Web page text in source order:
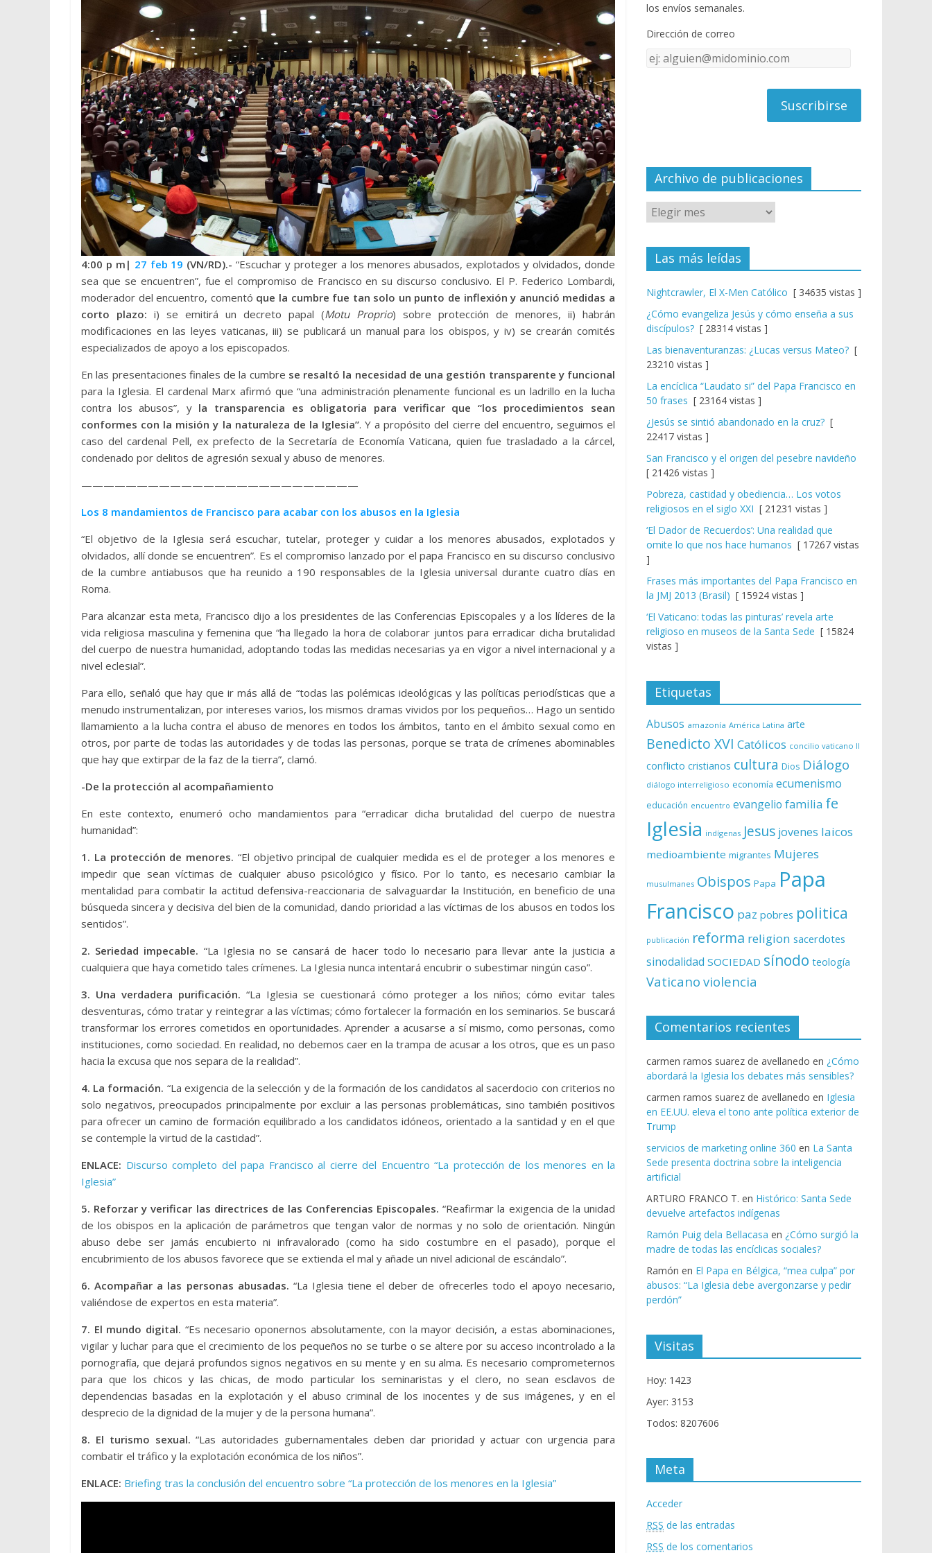
4:00 p m| 27 feb 19 (VN/RD).-“Escuchar y proteger a los menores abusados, explotados y olvidados, donde
sea que se encuentren”, fue el compromiso de Francisco en su discurso conclusivo. El P. Federico Lombardi,
moderador del encuentro, comentó que la cumbre fue tan solo un punto de inflexión y anunció medidas a
corto plazo: i) se emitirá un decreto papal (Motu Proprio) sobre protección de menores, ii) habrán
modificaciones en las leyes vaticanas, iii) se publicará un manual para los obispos, y iv) se crearán comités
especializados de apoyo a los episcopados.
En las presentaciones finales de la cumbre se resaltó la necesidad de una gestión transparente y funcional
para la Iglesia. El cardenal Marx afirmó que “una administración plenamente funcional es un ladrillo en la lucha
contra los abusos”, y la transparencia es obligatoria para verificar que “los procedimientos sean
conformes con la misión y la naturaleza de la Iglesia”. Y a propósito del cierre del encuentro, seguimos el
caso del cardenal Pell, ex prefecto de la Secretaría de Economía Vaticana, quien fue trasladado a la cárcel,
condenado por delitos de agresión sexual y abuso de menores.
—————————————————————————
Los 8 mandamientos de Francisco para acabar con los abusos en la Iglesia
“El objetivo de la Iglesia será escuchar, tutelar, proteger y cuidar a los menores abusados, explotados y
olvidados, allí donde se encuentren”. Es el compromiso lanzado por el papa Francisco en su discurso conclusivo
de la cumbre antiabusos que ha reunido a 190 responsables de la Iglesia universal durante cuatro días en
Roma.
Para alcanzar esta meta, Francisco dijo a los presidentes de las Conferencias Episcopales y a los líderes de la
vida religiosa masculina y femenina que “ha llegado la hora de colaborar juntos para erradicar dicha brutalidad
del cuerpo de nuestra humanidad, adoptando todas las medidas necesarias ya en vigor a nivel internacional y a
nivel eclesial”.
Para ello, señaló que hay que ir más allá de “todas las polémicas ideológicas y las políticas periodísticas que a
menudo instrumentalizan, por intereses varios, los mismos dramas vividos por los pequeños… Hago un sentido
llamamiento a la lucha contra el abuso de menores en todos los ámbitos, tanto en el ámbito sexual como en
otros, por parte de todas las autoridades y de todas las personas, porque se trata de crímenes abominables
que hay que extirpar de la faz de la tierra”, clamó.
-De la protección al acompañamiento
En este contexto, enumeró ocho mandamientos para “erradicar dicha brutalidad del cuerpo de nuestra
humanidad”:
1. La protección de menores. “El objetivo principal de cualquier medida es el de proteger a los menores e
impedir que sean víctimas de cualquier abuso psicológico y físico. Por lo tanto, es necesario cambiar la
mentalidad para combatir la actitud defensiva-reaccionaria de salvaguardar la Institución, en beneficio de una
búsqueda sincera y decisiva del bien de la comunidad, dando prioridad a las víctimas de los abusos en todos los
sentidos”.
2. Seriedad impecable. “La Iglesia no se cansará de hacer todo lo necesario para llevar ante la justicia a
cualquiera que haya cometido tales crímenes. La Iglesia nunca intentará encubrir o subestimar ningún caso”.
3. Una verdadera purificación. “La Iglesia se cuestionará cómo proteger a los niños; cómo evitar tales
desventuras, cómo tratar y reintegrar a las víctimas; cómo fortalecer la formación en los seminarios. Se buscará
transformar los errores cometidos en oportunidades. Aprender a acusarse a sí mismo, como personas, como
instituciones, como sociedad. En realidad, no debemos caer en la trampa de acusar a los otros, que es un paso
hacia la excusa que nos separa de la realidad”.
4. La formación. “La exigencia de la selección y de la formación de los candidatos al sacerdocio con criterios no
solo negativos, preocupados principalmente por excluir a las personas problemáticas, sino también positivos
para ofrecer un camino de formación equilibrado a los candidatos idóneos, orientado a la santidad y en el que
se contemple la virtud de la castidad”.
ENLACE: Discurso completo del papa Francisco al cierre del Encuentro “La protección de los menores en la
Iglesia”
5. Reforzar y verificar las directrices de las Conferencias Episcopales. “Reafirmar la exigencia de la unidad
de los obispos en la aplicación de parámetros que tengan valor de normas y no solo de orientación. Ningún
abuso debe ser jamás encubierto ni infravalorado (como ha sido costumbre en el pasado), porque el
encubrimiento de los abusos favorece que se extienda el mal y añade un nivel adicional de escándalo”.
6. Acompañar a las personas abusadas. “La Iglesia tiene el deber de ofrecerles todo el apoyo necesario,
valiéndose de expertos en esta materia”.
7. El mundo digital. “Es necesario oponernos absolutamente, con la mayor decisión, a estas abominaciones,
vigilar y luchar para que el crecimiento de los pequeños no se turbe o se altere por su acceso incontrolado a la
pornografía, que dejará profundos signos negativos en su mente y en su alma. Es necesario comprometernos
para que los chicos y las chicas, de modo particular los seminaristas y el clero, no sean esclavos de
dependencias basadas en la explotación y el abuso criminal de los inocentes y de sus imágenes, y en el
desprecio de la dignidad de la mujer y de la persona humana”.
8. El turismo sexual. “Las autoridades gubernamentales deben dar prioridad y actuar con urgencia para
combatir el tráfico y la explotación económica de los niños”.
ENLACE: Briefing tras la conclusión del encuentro sobre “La protección de los menores en la Iglesia”
o
k e
C
el
los envíos semanales.
Dirección de correo
Dirección
Archivo de publicaciones
Las más leídas
Nightcrawler, El X-Men Católico [ 34635 vistas ]
¿Cómo evangeliza Jesús y cómo enseña a sus
discípulos? [ 28314 vistas ]
Las bienaventuranzas: ¿Lucas versus Mateo? [
23210 vistas ]
La encíclica “Laudato si” del Papa Francisco en
50 frases [ 23164 vistas ]
¿Jesús se sintió abandonado en la cruz? [
22417 vistas ]
San Francisco y el origen del pesebre navideño
[ 21426 vistas ]
Pobreza, castidad y obediencia… Los votos
religiosos en el siglo XXI [ 21231 vistas ]
‘El Dador de Recuerdos’: Una realidad que
omite lo que nos hace humanos [ 17267 vistas
]
Frases más importantes del Papa Francisco en
la JMJ 2013 (Brasil) [ 15924 vistas ]
‘El Vaticano: todas las pinturas’ revela arte
religioso en museos de la Santa Sede [ 15824
vistas ]
Etiquetas
Abusos amazonía América Latina arte
Benedicto XVI Católicos concilio vaticano II
conflicto cristianos cultura Dios Diálogo
diálogo interreligioso economía ecumenismo
educación encuentro evangelio familia fe
Iglesia indígenas Jesus jovenes laicos
medioambiente migrantes Mujeres
musulmanes Obispos Papa Papa
Francisco paz pobres politica
publicación reforma religion sacerdotes
sinodalidad SOCIEDAD sínodo teología
Vaticano violencia
Comentarios recientes
carmen ramos suarez de avellanedo en ¿Cómo
abordará la Iglesia los debates más sensibles?
carmen ramos suarez de avellanedo en Iglesia
en EE.UU. eleva el tono ante política exterior de
Trump
servicios de marketing online 360 en La Santa
Sede presenta doctrina sobre la inteligencia
artificial
ARTURO FRANCO T. en Histórico: Santa Sede
devuelve artefactos indígenas
Ramón Puig dela Bellacasa en ¿Cómo surgió la
madre de todas las encíclicas sociales?
Ramón en El Papa en Bélgica, “mea culpa” por
abusos: “La Iglesia debe avergonzarse y pedir
perdón”
Visitas
Hoy: 1423
Ayer: 3153
Todos: 8207606
Meta
Acceder
RSS de las entradas
RSS de los comentarios